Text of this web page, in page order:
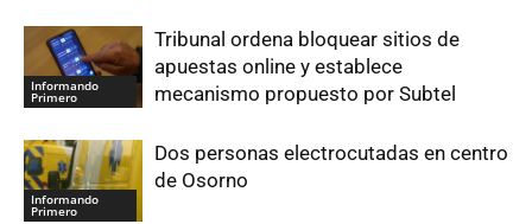
Informando
Primero
Tribunal ordena bloquear sitios de
apuestas online y establece
mecanismo propuesto por Subtel
Informando
Primero
Dos personas electrocutadas en centro
de Osorno